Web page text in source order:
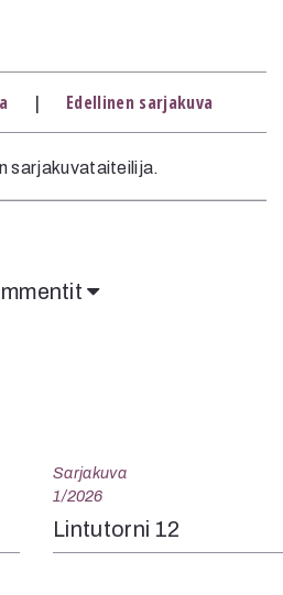
| Edellinen sarjakuva
sarjakuvataiteilija.
Sarjakuva
1/2026
Lintutorni 12